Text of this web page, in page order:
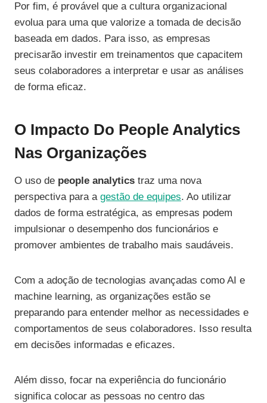
Por fim, é provável que a cultura organizacional
evolua para uma que valorize a tomada de decisão
baseada em dados. Para isso, as empresas
precisarão investir em treinamentos que capacitem
seus colaboradores a interpretar e usar as análises
de forma eficaz.
O Impacto Do People Analytics
Nas Organizações
O uso de people analytics traz uma nova
perspectiva para a gestão de equipes. Ao utilizar
dados de forma estratégica, as empresas podem
impulsionar o desempenho dos funcionários e
promover ambientes de trabalho mais saudáveis.
Com a adoção de tecnologias avançadas como AI e
machine learning, as organizações estão se
preparando para entender melhor as necessidades e
comportamentos de seus colaboradores. Isso resulta
em decisões informadas e eficazes.
Além disso, focar na experiência do funcionário
significa colocar as pessoas no centro das